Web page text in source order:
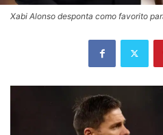
Xabi Alonso desponta como favorito